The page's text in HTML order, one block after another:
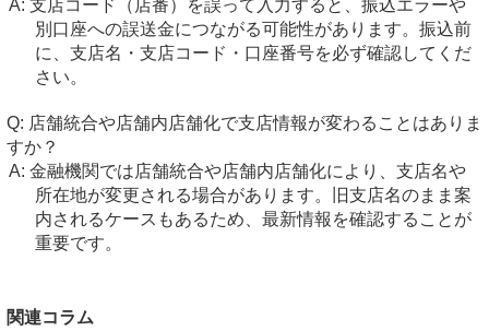
支店コード（店番）を誤って入力すると、振込エラーや
別口座への誤送金につながる可能性があります。振込前
に、支店名・支店コード・口座番号を必ず確認してくだ
さい。
店舗統合や店舗内店舗化で支店情報が変わることはありま
すか？
金融機関では店舗統合や店舗内店舗化により、支店名や
所在地が変更される場合があります。旧支店名のまま案
内されるケースもあるため、最新情報を確認することが
重要です。
関連コラム